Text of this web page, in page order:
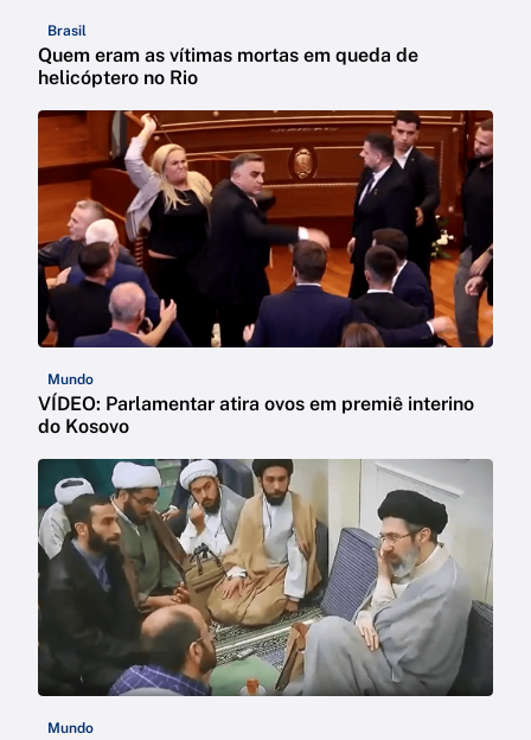
Brasil
Quem eram as vítimas mortas em queda de
helicóptero no Rio
Mundo
VÍDEO: Parlamentar atira ovos em premiê interino
do Kosovo
Mundo